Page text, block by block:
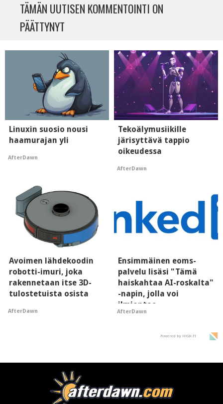
TÄMÄN UUTISEN KOMMENTOINTI ON
PÄÄTTYNYT
Linuxin suosio nousi
haamurajan yli
AfterDawn
Tekoälymusiikille
järisyttävä tappio
oikeudessa
AfterDawn
Avoimen lähdekoodin
robotti-imuri, joka
rakennetaan itse 3D-
tulostetuista osista
AfterDawn
Ensimmäinen eoms-
palvelu lisäsi "Tämä
haiskahtaa AI-roskalta"
-napin, jolla voi
ilmiantaa
tekoälytauhkan
AfterDawn
Powered by HIGH.FI